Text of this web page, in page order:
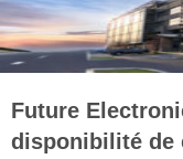
Future
disponibilité de